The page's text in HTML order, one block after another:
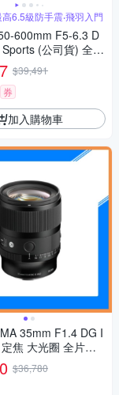
6.5級防手震‧飛羽入門
600mm F5-6.3 D
(公司貨) 全片
頭 超望遠變焦鏡頭
鳥
$39,491
券
加入購物車
35mm F1.4 DG I
焦 大光圈 全片幅
貨)$36,780